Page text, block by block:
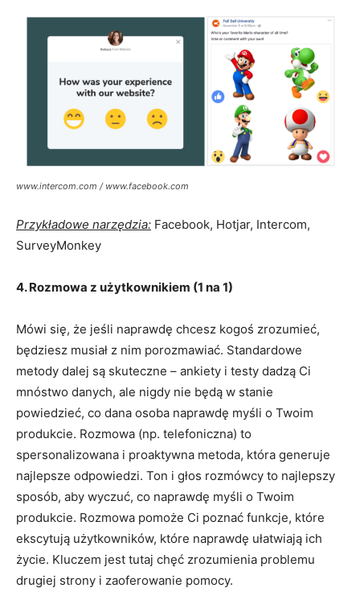
www.intercom.com / www.facebook.com
Przykładowe narzędzia: Facebook, Hotjar, Intercom,
SurveyMonkey
4. Rozmowa z użytkownikiem (1 na 1)
Mówi się, że jeśli naprawdę chcesz kogoś zrozumieć,
będziesz musiał z nim porozmawiać. Standardowe
metody dalej są skuteczne – ankiety i testy dadzą Ci
mnóstwo danych, ale nigdy nie będą w stanie
powiedzieć, co dana osoba naprawdę myśli o Twoim
produkcie. Rozmowa (np. telefoniczna) to
spersonalizowana i proaktywna metoda, która generuje
najlepsze odpowiedzi. Ton i głos rozmówcy to najlepszy
sposób, aby wyczuć, co naprawdę myśli o Twoim
produkcie. Rozmowa pomoże Ci poznać funkcje, które
ekscytują użytkowników, które naprawdę ułatwiają ich
życie. Kluczem jest tutaj chęć zrozumienia problemu
drugiej strony i zaoferowanie pomocy.